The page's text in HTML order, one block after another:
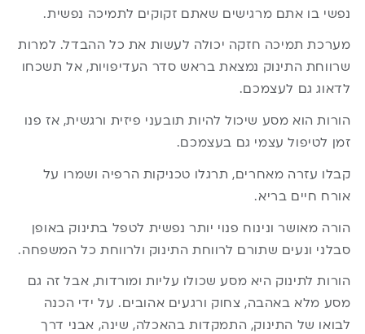
נפשי בו אתם מרגישים שאתם זקוקים לתמיכה נפשית.
מערכת תמיכה חזקה יכולה לעשות את כל ההבדל. למרות
שרווחת התינוק נמצאת בראש סדר העדיפויות, אל תשכחו
לדאוג גם לעצמכם.
הורות הוא מסע שיכול להיות תובעני פיזית ורגשית, אז פנו
זמן לטיפול עצמי גם בעצמכם.
קבלו עזרה מאחרים, תרגלו טכניקות הרפיה ושמרו על
אורח חיים בריא.
הורה מאושר ונינוח פנוי יותר נפשית לטפל בתינוק באופן
סבלני ונעים שתורם לרווחת התינוק ולרווחת כל המשפחה.
הורות לתינוק היא מסע שכולו עליות ומורדות, אבל זה גם
מסע מלא באהבה, צחוק ורגעים אהובים. על ידי הכנה
לבואו של התינוק, התמקדות בהאכלה, שינה, אבני דרך